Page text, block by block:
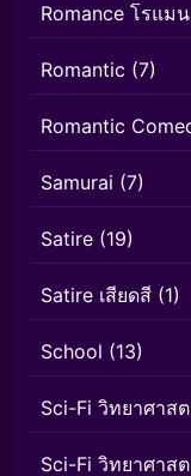
Romance โรแม
Romantic (7)
Romantic
Samurai (7)
Satire (19)
Satire เสียดสี (1)
School (13)
Sci-Fi วิทยาศาส
Sci-Fi วิทยาศาส